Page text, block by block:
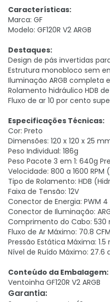
Características:
Marca: GF
Modelo: GF120R V2 ARGB
Destaques:
Design de pás invertidas
Estrutura monobloco sem
Iluminação ARGB completa
Rolamento hidráulico HDB
Fluxo de ar 10 por cento
Especificações Técnicas:
Cor: Preto
Dimensões: 120 x 120 x 25
Peso Individual: 186g
Peso Pacote 3 em 1: 640g
Velocidade: 800 a 1600
Tipo de Rolamento: HDB
Faixa de Tensão: 12V
Conector de Energia: PWM 4
Conector de Iluminação:
Comprimento do Cabo: 530
Fluxo de Ar Máximo: 70.8 CFM
Pressão Estática Máxima: 1.5
Nível de Ruído Máximo: 27.6
Conteúdo da Embalagem:
Ventoinha GF120R V2 ARGB
Garantia: